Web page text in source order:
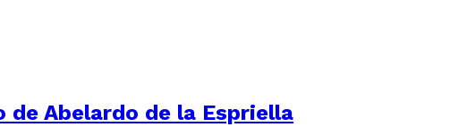
Abelardo de la Espriella